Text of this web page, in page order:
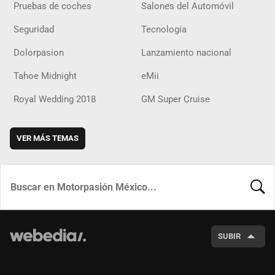
Pruebas de coches Salones del Automóvil
Seguridad Tecnología
Dolorpasion Lanzamiento nacional
Tahoe Midnight eMii
Royal Wedding 2018 GM Super Cruise
VER MÁS TEMAS
SUBIR